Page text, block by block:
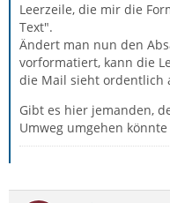
Leerzeile, die mir die
Text".
Ändert man nun den
vorformatiert, kann die
die Mail sieht ordentlich
Gibt es hier jemanden,
Umweg umgehen könnte